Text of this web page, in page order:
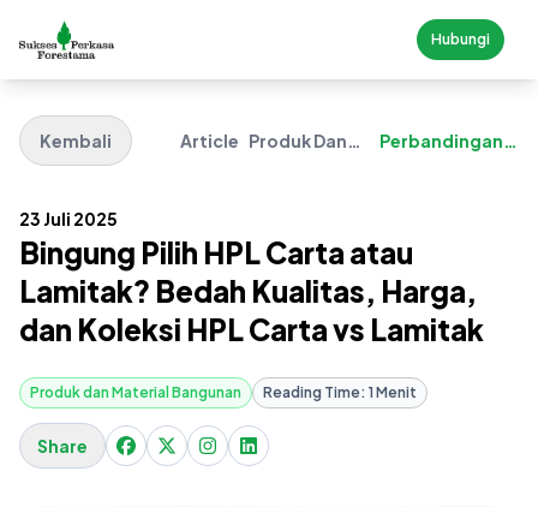
Hubungi
Kembali Article Produk Dan
Perbandingan
23 Juli 2025
Bingung Pilih HPL Carta atau
Lamitak? Bedah Kualitas, Harga,
dan Koleksi HPL Carta vs Lamitak
Produk dan Material Bangunan Reading Time: 1 Menit
Share